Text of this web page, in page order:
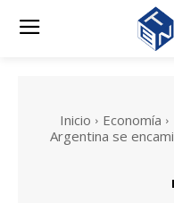
Inicio Economía
Argentina se